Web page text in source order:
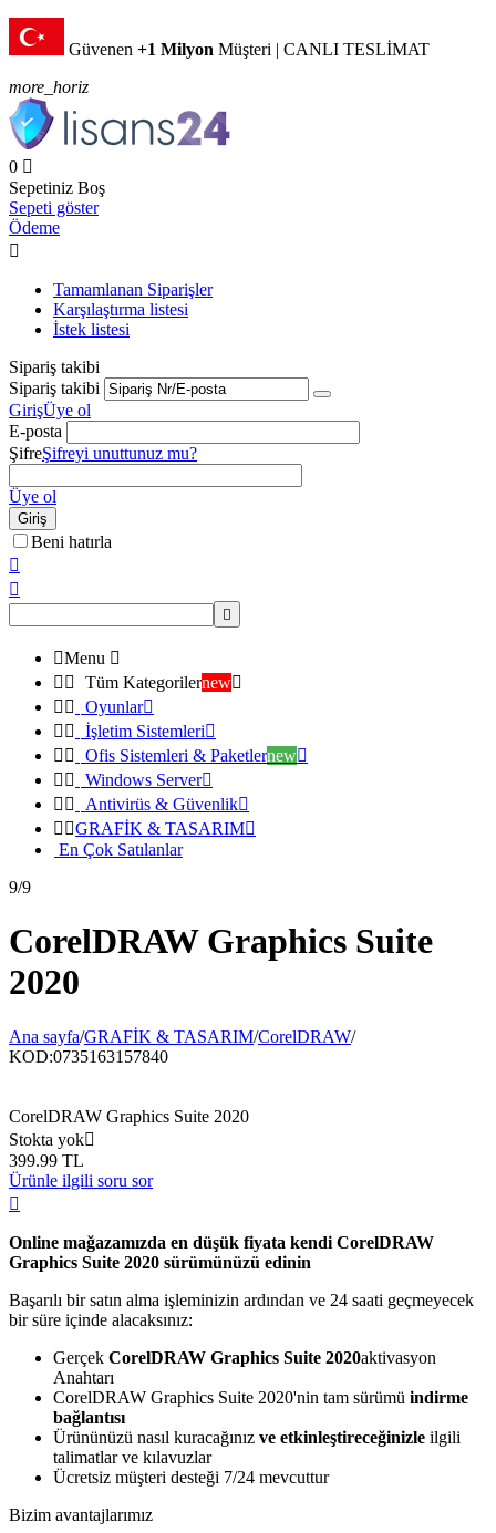
Güvenen +1 Milyon Müşteri | CANLI TESLİMAT
more_horiz
0 
Sepetiniz Boş
Sepeti göster
Ödeme

Tamamlanan Siparişler
Karşılaştırma listesi
İstek listesi
Sipariş takibi
Sipariş takibi
GirişÜye ol
E-posta
ŞifreŞifreyi unuttunuz mu?
Üye ol
Giriş
Beni hatırla



Menu 
  Tüm Kategorilernew
  Oyunlar
  İşletim Sistemleri
  Ofis Sistemleri & Paketlernew
  Windows Server
  Antivirüs & Güvenlik
 GRAFİK & TASARIM
En Çok Satılanlar
9/9
CorelDRAW Graphics Suite
2020
Ana sayfa/GRAFİK & TASARIM/CorelDRAW/
KOD:0735163157840
CorelDRAW Graphics Suite 2020
Stokta yok
399.99 TL
Ürünle ilgili soru sor

Online mağazamızda en düşük fiyata kendi CorelDRAW
Graphics Suite 2020 sürümünüzü edinin
Başarılı bir satın alma işleminizin ardından ve 24 saati geçmeyecek
bir süre içinde alacaksınız:
Gerçek CorelDRAW Graphics Suite 2020aktivasyon
Anahtarı
CorelDRAW Graphics Suite 2020'nin tam sürümü indirme
bağlantısı
Ürününüzü nasıl kuracağınız ve etkinleştireceğinizle ilgili
talimatlar ve kılavuzlar
Ücretsiz müşteri desteği 7/24 mevcuttur
Bizim avantajlarımız